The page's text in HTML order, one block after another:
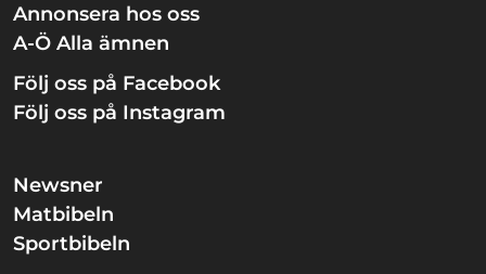
Annonsera hos oss
A-Ö Alla ämnen
Följ oss på Facebook
Följ oss på Instagram
Newsner
Matbibeln
Sportbibeln